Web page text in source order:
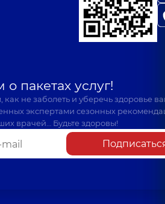
пакетах услуг!
не заболеть и уберечь здоровье
экспертами сезонных
врачей… Будьте здоровы!